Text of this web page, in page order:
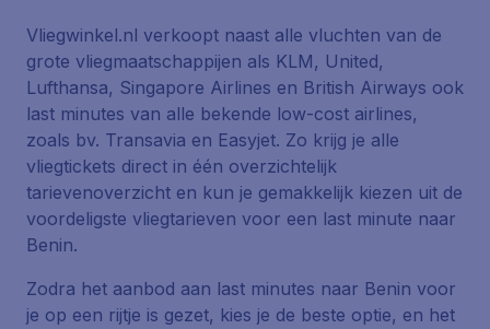
Vliegwinkel.nl verkoopt naast alle vluchten van de
grote vliegmaatschappijen als KLM, United,
Lufthansa, Singapore Airlines en British Airways ook
last minutes van alle bekende low-cost airlines,
zoals bv. Transavia en Easyjet. Zo krijg je alle
vliegtickets direct in één overzichtelijk
tarievenoverzicht en kun je gemakkelijk kiezen uit de
voordeligste vliegtarieven voor een last minute naar
Benin.
Zodra het aanbod aan last minutes naar Benin voor
je op een rijtje is gezet, kies je de beste optie, en het